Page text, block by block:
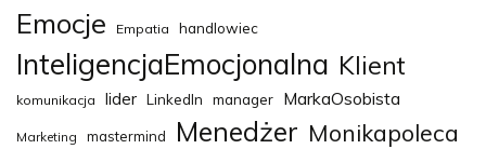
Emocje Empatia handlowiec
InteligencjaEmocjonalna Klient
komunikacja lider LinkedIn manager MarkaOsobista
Marketing mastermind Menedżer Monikapoleca